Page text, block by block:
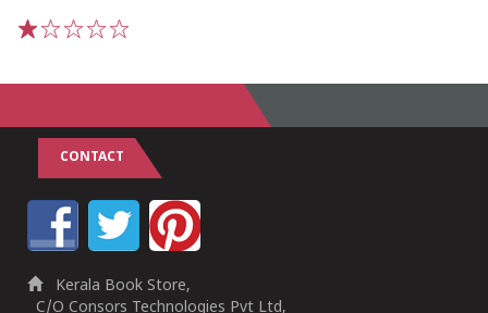
CONTACT
Kerala Book Store,
C/O Consors Technologies Pvt Ltd,